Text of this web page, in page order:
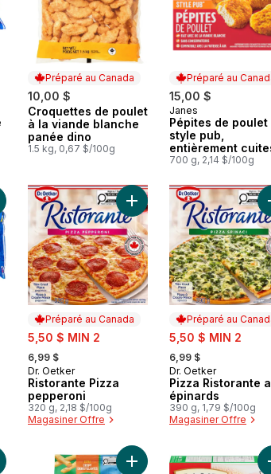
Préparé au Canada
10,00 $
Préparé au Canada
Croquettes de poulet
à la viande blanche
panée dino
1.5 kg, 0,67 $/100g
Préparé au
15,00 $
Préparé au
Janes
Pépites de poulet
style pub,
entièrement
700 g, 2,14 $/100g
au panier
Burgers de bœuf maigre Menu Bleu au panier
Préparé au Canada
sale:
5,50 $ MIN 2
, formerly:
6,99 $
Préparé au Canada
Dr. Oetker
Ristorante Pizza
pepperoni
320 g, 2,18 $/100g
Magasiner Offre
Ajouter Ristorante Pizza
Préparé au
sale:
5,50 $ MIN 2
, formerly:
6,99 $
Préparé au
Dr. Oetker
Pizza Ristorante
épinards
390 g, 1,79 $/100g
Magasiner Offre
club au panier
Burgers de bœuf Angus Simplement bon au
Ajouter Frites classique